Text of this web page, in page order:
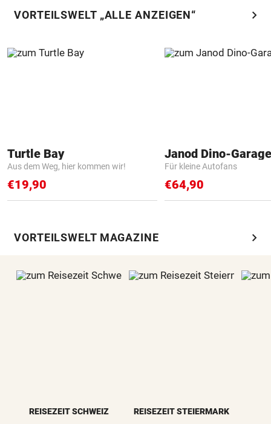
VORTEILSWELT „ALLE ANZEIGEN“ chevron_right
Turtle Bay
Aus dem Weg, hier kommen wir!
€19,90
Janod Dino-Garage
Für kleine Autofans
€64,90
VORTEILSWELT MAGAZINE chevron_right
REISEZEIT SCHWEIZ REISEZEIT STEIERMARK